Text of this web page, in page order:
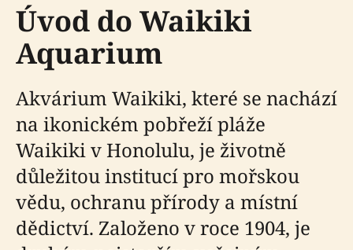
Úvod do Waikiki
Aquarium
Akvárium Waikiki, které se nachází
na ikonickém pobřeží pláže
Waikiki v Honolulu, je životně
důležitou institucí pro mořskou
vědu, ochranu přírody a místní
dědictví. Založeno v roce 1904, je